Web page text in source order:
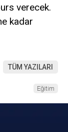
verecek.
kadar
TÜM YAZILARI
Eğitim